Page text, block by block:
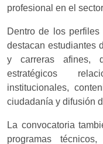
profesional en el
Dentro de los
destacan estudiantes
y carreras afines,
estratégicos
institucionales,
ciudadanía y difusión
La convocatoria
programas